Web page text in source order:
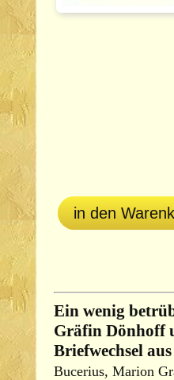
in den
Ein wenig
Gräfin Dönhoff
Briefwechsel
Bucerius, Marion